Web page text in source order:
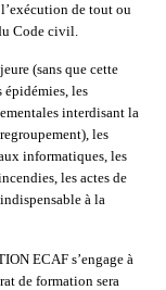
de tout ou
Code civil.
(sans que cette
les
interdisant la
les
informatiques, les
les actes de
à la
ECAF s’engage à
de formation sera